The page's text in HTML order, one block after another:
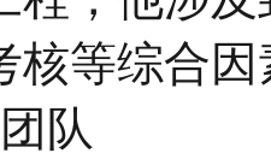
核等综合因
队